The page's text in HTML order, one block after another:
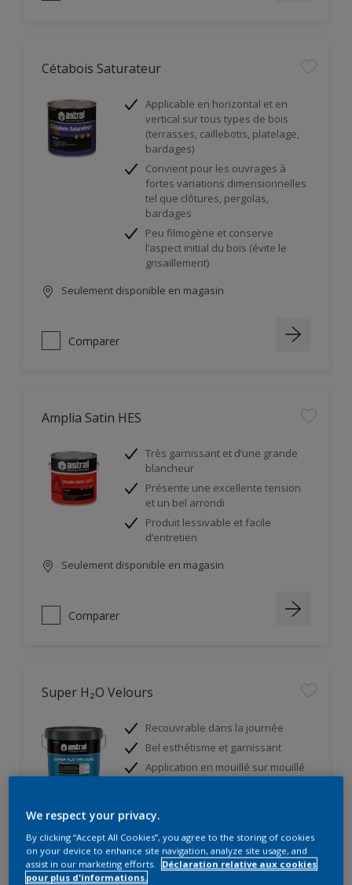
Cétabois Saturateur
Applicable en horizontal et en
vertical sur tous types de bois
(terrasses, caillebotis, platelage,
bardages)
Convient pour les ouvrages à
fortes variations dimensionnelles
tel que clôtures, pergolas,
bardages
Peu filmogène et conserve
l’aspect initial du bois (évite le
grisaillement)
Seulement disponible en magasin
Comparer
Amplia Satin HES
Très garnissant et d’une grande
blancheur
Présente une excellente tension
et un bel arrondi
Produit lessivable et facile
d’entretien
Seulement disponible en magasin
Comparer
Super H₂O Velours
Recouvrable dans la journée
Bel esthétisme et garnissant
Application en mouillé sur mouillé
Seulement disponible en magasin
Comparer
We respect your privacy.
By clicking “Accept All Cookies”, you agree to the storing of cookies
on your device to enhance site navigation, analyze site usage, and
assist in our marketing efforts.
Déclaration relative aux cookies
pour plus d'informations.